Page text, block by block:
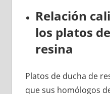
Relación
los platos
resina
Platos de ducha de
que sus homólogos